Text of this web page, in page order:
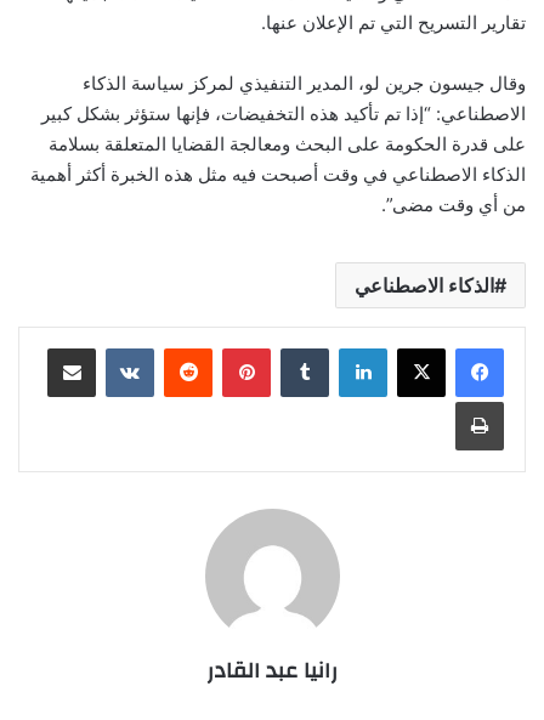
تقارير التسريح التي تم الإعلان عنها.
وقال جيسون جرين لو، المدير التنفيذي لمركز سياسة الذكاء
الاصطناعي: “إذا تم تأكيد هذه التخفيضات، فإنها ستؤثر بشكل كبير
على قدرة الحكومة على البحث ومعالجة القضايا المتعلقة بسلامة
الذكاء الاصطناعي في وقت أصبحت فيه مثل هذه الخبرة أكثر أهمية
من أي وقت مضى”.
الذكاء الاصطناعي
لينكدإن بينتيريست مشاركة عبر البريد
طباعة
رانيا عبد القادر